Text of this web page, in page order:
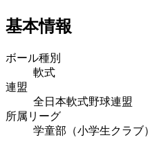
基本情報
ボール種別
軟式
連盟
全日本軟式野球連盟
所属リーグ
学童部（小学生クラブ）